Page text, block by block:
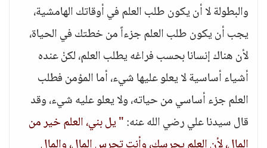
والبطولة لا أن يكون طلب العلم في أوقاتك الهامشية،
يجب أن يكون طلب العلم جزءاً من خطتك في الحياة،
لأن هناك إنسانا بحسب فراغه يطلب العلم، لكنْ عنده
أشياء أساسية لا يعلو عليها شيء، أما المؤمن فطلب
العلم جزء أساسي من حياته، ولا يعلو عليه شيء، وقد
قال سيدنا علي رضي الله عنه:" يل بني، العلم خير من